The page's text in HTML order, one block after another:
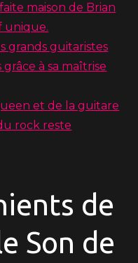
maison de Brian
unique.
grands guitaristes
à sa maîtrise
et de la guitare
rock reste
de
Son de